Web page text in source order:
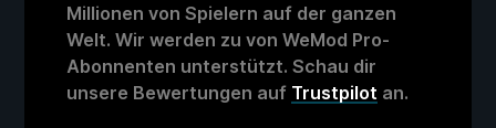
Millionen von Spielern auf der ganzen
Welt. Wir werden zu von WeMod Pro-
Abonnenten unterstützt. Schau dir
unsere Bewertungen auf Trustpilot an.